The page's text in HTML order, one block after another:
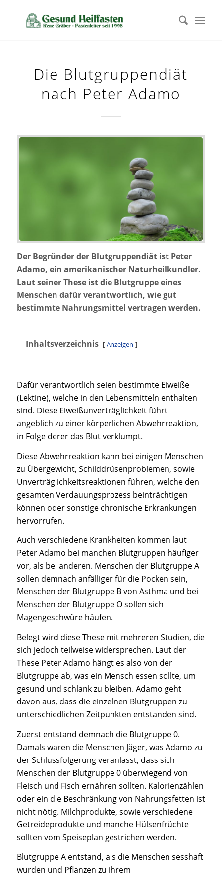
Die Blutgruppendiät
nach Peter Adamo
Der Begründer der Blutgruppendiät ist Peter
Adamo, ein amerikanischer Naturheilkundler.
Laut seiner These ist die Blutgruppe eines
Menschen dafür verantwortlich, wie gut
bestimmte Nahrungsmittel vertragen werden.
Inhaltsverzeichnis Anzeigen
Dafür verantwortlich seien bestimmte Eiweiße
(Lektine), welche in den Lebensmitteln enthalten
sind. Diese Eiweißunverträglichkeit führt
angeblich zu einer körperlichen Abwehrreaktion,
in Folge derer das Blut verklumpt.
Diese Abwehrreaktion kann bei einigen Menschen
zu Übergewicht, Schilddrüsenproblemen, sowie
Unverträglichkeitsreaktionen führen, welche den
gesamten Verdauungsprozess beinträchtigen
können oder sonstige chronische Erkrankungen
hervorrufen.
Auch verschiedene Krankheiten kommen laut
Peter Adamo bei manchen Blutgruppen häufiger
vor, als bei anderen. Menschen der Blutgruppe A
sollen demnach anfälliger für die Pocken sein,
Menschen der Blutgruppe B von Asthma und bei
Menschen der Blutgruppe O sollen sich
Magengeschwüre häufen.
Belegt wird diese These mit mehreren Studien, die
sich jedoch teilweise widersprechen. Laut der
These Peter Adamo hängt es also von der
Blutgruppe ab, was ein Mensch essen sollte, um
gesund und schlank zu bleiben. Adamo geht
davon aus, dass die einzelnen Blutgruppen zu
unterschiedlichen Zeitpunkten entstanden sind.
Zuerst entstand demnach die Blutgruppe 0.
Damals waren die Menschen Jäger, was Adamo zu
der Schlussfolgerung veranlasst, dass sich
Menschen der Blutgruppe 0 überwiegend von
Fleisch und Fisch ernähren sollten. Kalorienzählen
oder ein die Beschränkung von Nahrungsfetten ist
nicht nötig. Milchprodukte, sowie verschiedene
Getreideprodukte und manche Hülsenfrüchte
sollten vom Speiseplan gestrichen werden.
Blutgruppe A entstand, als die Menschen sesshaft
wurden und Pflanzen zu ihrem